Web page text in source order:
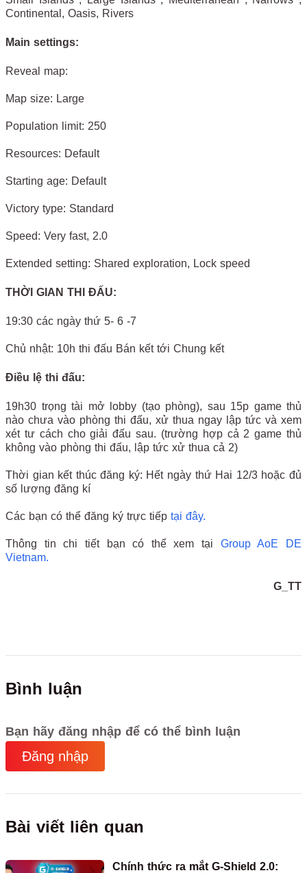
Continental, Oasis, Rivers
Main settings:
Reveal map:
Map size: Large
Population limit: 250
Resources: Default
Starting age: Default
Victory type: Standard
Speed: Very fast, 2.0
Extended setting: Shared exploration, Lock speed
THỜI GIAN THI ĐẤU:
19:30 các ngày thứ 5- 6 -7
Chủ nhật: 10h thi đấu Bán kết tới Chung kết
Điều lệ thi đấu:
19h30 trọng tài mở lobby (tạo phòng), sau 15p game thủ
nào chưa vào phòng thi đấu, xử thua ngay lập tức và xem
xét tư cách cho giải đấu sau. (trường hợp cả 2 game thủ
không vào phòng thi đấu, lập tức xử thua cả 2)
Thời gian kết thúc đăng ký: Hết ngày thứ Hai 12/3 hoặc đủ
số lượng đăng kí
Các bạn có thể đăng ký trực tiếp tại đây.
Thông tin chi tiết bạn có thể xem tại Group AoE DE
Vietnam.
G_TT
Bình luận
Bạn hãy đăng nhập để có thể bình luận
Đăng nhập
Bài viết liên quan
Chính thức ra mắt G-Shield 2.0: